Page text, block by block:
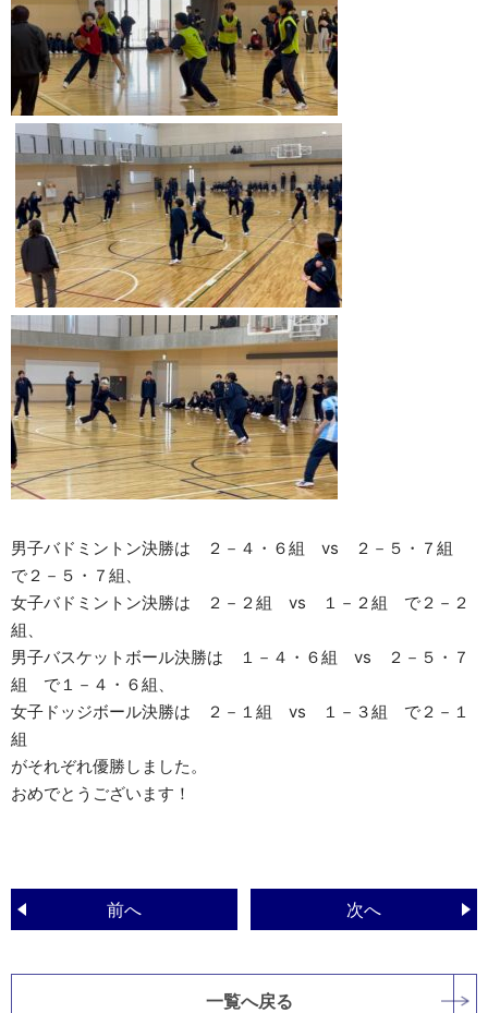
男子バドミントン決勝は ２－４・６組 vs ２－５・７組
で２－５・７組、
女子バドミントン決勝は ２－２組 vs １－２組 で２－２
組、
男子バスケットボール決勝は １－４・６組 vs ２－５・７
組 で１－４・６組、
女子ドッジボール決勝は ２－１組 vs １－３組 で２－１
組
がそれぞれ優勝しました。
おめでとうございます！
前へ 次へ
一覧へ戻る